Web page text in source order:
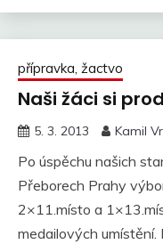
přípravka, žactvo
Naši žáci si
5. 3. 2013 Kamil
Po úspěchu našich
Přeborech Prahy
2×11.místo a
medailových umístění.